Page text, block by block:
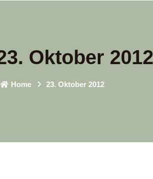
Oktober 2012
Home 23. Oktober 2012